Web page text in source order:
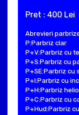
Pret : 400 Lei
Abrevieri
P:Parbriz clar
P+V:Parbriz cu
P+S:Parbriz cu
P+SE:Parbriz cu
P+I:Parbriz cu
P+H:Parbriz
P+C:Parbriz cu
P+Hud:Parbriz